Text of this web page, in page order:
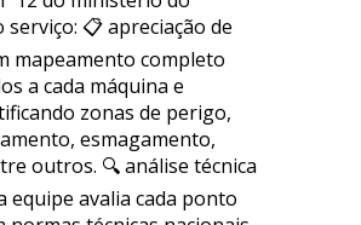
📋 apreciação de
mapeamento completo
a cada máquina e
zonas de perigo,
esmagamento,
outros. 🔍 análise técnica
equipe avalia cada ponto